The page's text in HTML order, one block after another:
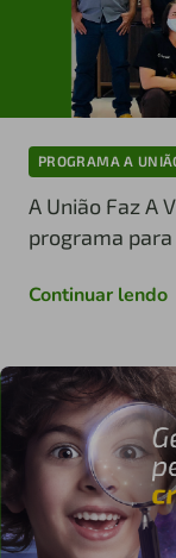
PROGRAMA A
A União Faz A
programa
Continuar lendo